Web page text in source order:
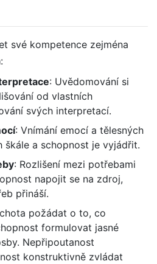
své kompetence zejména
: Uvědomování si
od vlastních
svých interpretací.
: Vnímání emocí a tělesných
škále a schopnost je vyjádřit.
: Rozlišení mezi potřebami
napojit se na zdroj,
přináší.
požádat o to, co
formulovat jasné
Nepřipoutanost
konstruktivně zvládat